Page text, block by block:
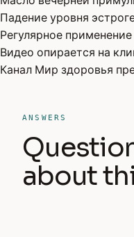
Падение уровня
Регулярное
Видео опирается на
Канал Мир здоровья
ANSWERS
about